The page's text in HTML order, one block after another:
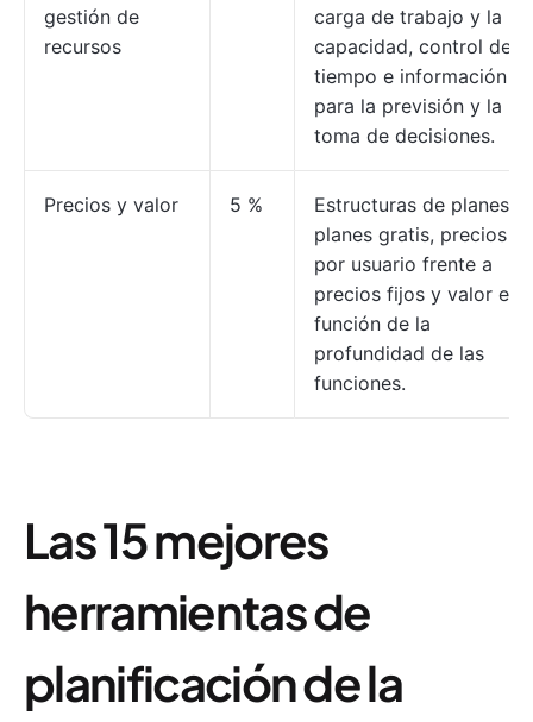
gestión de
recursos
carga de trabajo y la
capacidad, control de
tiempo e información
para la previsión y la
toma de decisiones.
Precios y valor 5 %
Estructuras de planes,
planes gratis, precios
por usuario frente a
precios fijos y valor en
función de la
profundidad de las
funciones.
Las 15 mejores
herramientas de
planificación de la